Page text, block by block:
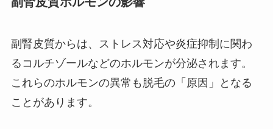
副腎皮質からは、ストレス対応や炎症抑制に関わ
るコルチゾールなどのホルモンが分泌されます。
これらのホルモンの異常も脱毛の「原因」となる
ことがあります。